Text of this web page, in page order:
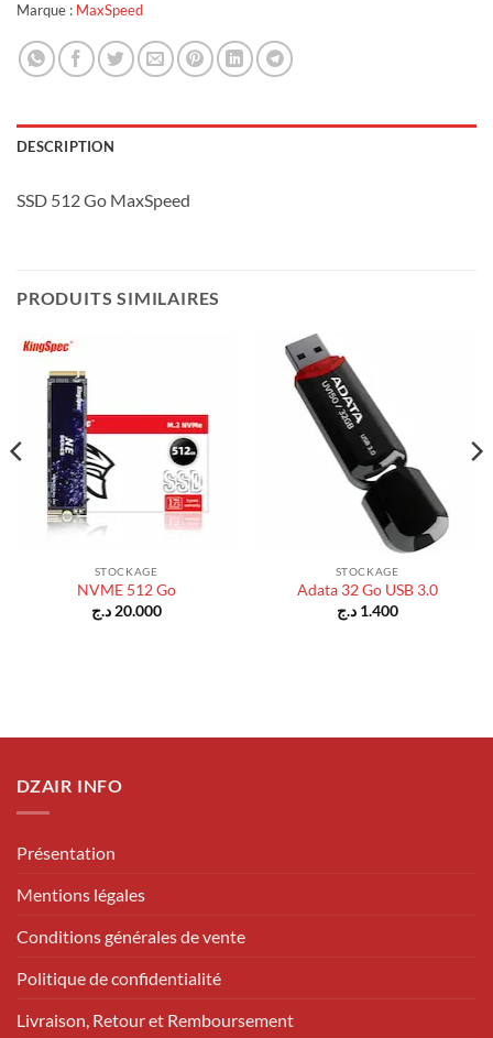
Marque : MaxSpeed
DESCRIPTION
SSD 512 Go MaxSpeed
PRODUITS SIMILAIRES
STOCKAGE
NVME 512 Go
20.000 د.ج
STOCKAGE
Adata 32 Go USB 3.0
1.400 د.ج
DZAIR INFO
Présentation
Mentions légales
Conditions générales de vente
Politique de confidentialité
Livraison, Retour et Remboursement